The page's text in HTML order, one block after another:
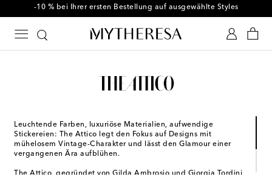
-10 % bei Ihrer ersten Bestellung auf ausgewählte Styles
Leuchtende Farben, luxuriöse Materialien, aufwendige
Stickereien: The Attico legt den Fokus auf Designs mit
mühelosem Vintage-Charakter und lässt den Glamour einer
vergangenen Ära aufblühen.
The Attico, gegründet von Gilda Ambrosio und Giorgia Tordini,